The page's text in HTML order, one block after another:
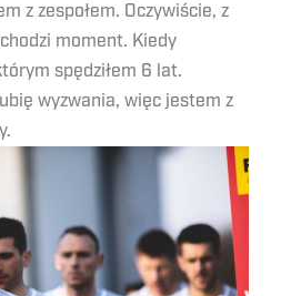
z zespołem. Oczywiście, z
moment. Kiedy
spędziłem 6 lat.
wyzwania, więc jestem z